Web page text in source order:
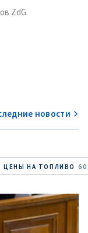
ZdG.
новости
ЦЕНЫ НА ТОПЛИВО 60